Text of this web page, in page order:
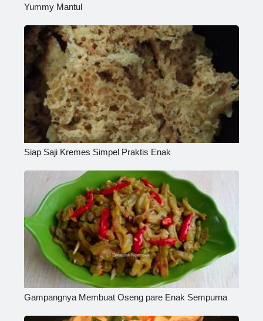
Yummy Mantul
Siap Saji Kremes Simpel Praktis Enak
Gampangnya Membuat Oseng pare Enak Sempurna